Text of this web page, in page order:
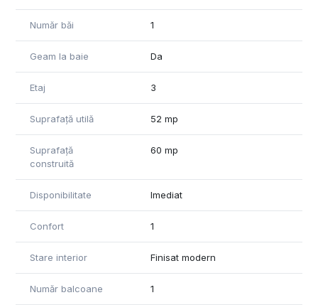
Număr băi 1
Geam la baie Da
Etaj 3
Suprafață utilă 52 mp
Suprafață
construită
60 mp
Disponibilitate Imediat
Confort 1
Stare interior Finisat modern
Număr balcoane 1